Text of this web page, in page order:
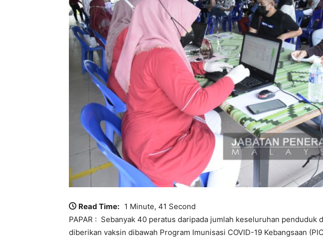
Read Time: 1 Minute, 41 Second
PAPAR : Sebanyak 40 peratus daripada jumlah keseluruhan penduduk
diberikan vaksin dibawah Program Imunisasi COVID-19 Kebangsaan